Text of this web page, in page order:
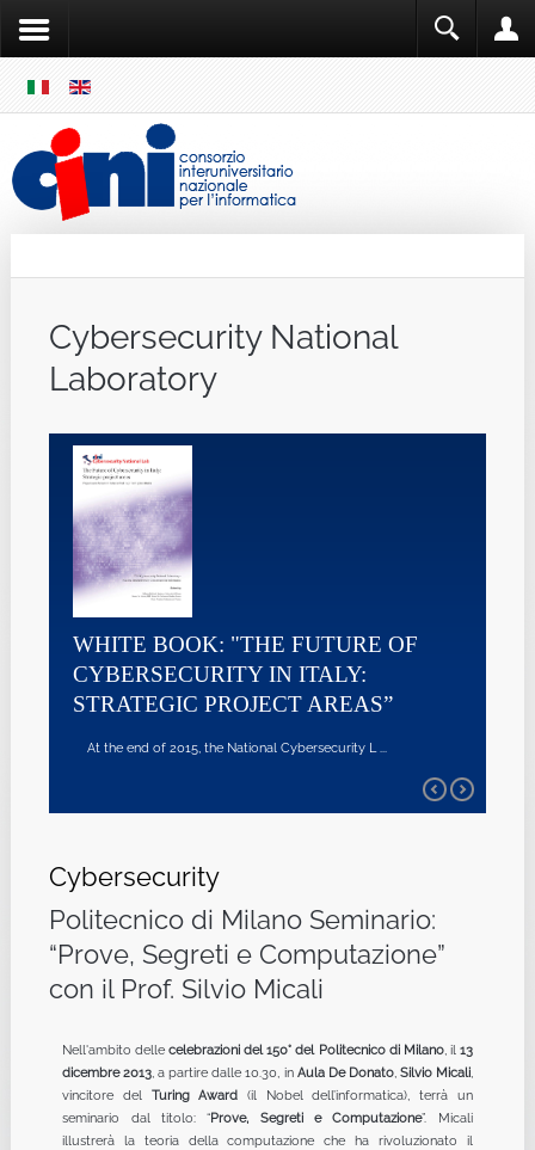
MENU
Cybersecurity National
Laboratory
WHITE BOOK: "THE FUTURE OF
CYBERSECURITY IN ITALY:
STRATEGIC PROJECT AREAS”
At the end of 2015, the National Cybersecurity L ...
Cybersecurity
Politecnico di Milano Seminario:
“Prove, Segreti e Computazione”
con il Prof. Silvio Micali
Nell'ambito dellecelebrazioni del 150° del Politecnico di Milano, il 13
dicembre 2013 , a partire dalle 10.30, in Aula De Donato, Silvio Micali,
vincitore del Turing Award (il Nobel dell’informatica), terrà un
seminario dal titolo: “Prove, Segreti e Computazione”. Micali
illustrerà la teoria della computazione che ha rivoluzionato il